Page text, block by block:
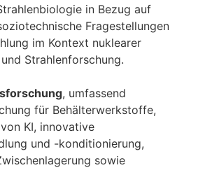
in Bezug auf
Fragestellungen
im Kontext nuklearer
Strahlenforschung.
, umfassend
für Behälterwerkstoffe,
KI, innovative
und -konditionierung,
sowie